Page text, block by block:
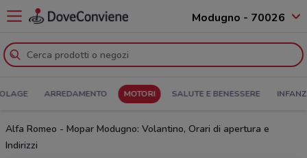
Modugno - 70026
ARREDAMENTO MOTORI SALUTE E BENESSERE
Alfa Romeo - Mopar Modugno: Volantino, Orari di apertura e
Indirizzi